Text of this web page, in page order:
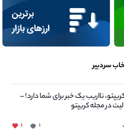
سردبیر
نااریب یک خبر برای شما دارد! –
در مجله کریپتو
۱ ۱